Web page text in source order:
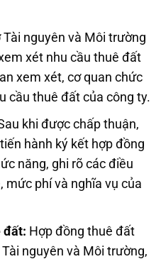
Tài nguyên và Môi trường
xét nhu cầu thuê đất
xem xét, cơ quan chức
cầu thuê đất của công ty.
khi được chấp thuận,
hành ký kết hợp đồng
năng, ghi rõ các điều
mức phí và nghĩa vụ của
đất: Hợp đồng thuê đất
nguyên và Môi trường,